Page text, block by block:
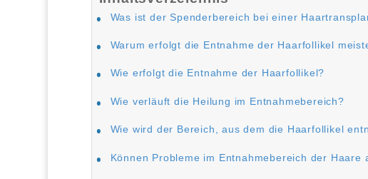
Was ist der Spenderbereich bei einer
Warum erfolgt die Entnahme der Haarfollikel
Wie erfolgt die Entnahme der Haarfollikel?
Wie verläuft die Heilung im Entnahmebereich?
Wie wird der Bereich, aus dem die Haarfollikel
Können Probleme im Entnahmebereich der Haare